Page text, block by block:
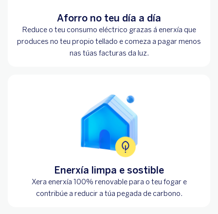
Aforro no teu día a día
Reduce o teu consumo eléctrico grazas á enerxía que
produces no teu propio tellado e comeza a pagar menos
nas túas facturas da luz.
Enerxía limpa e sostible
Xera enerxía 100% renovable para o teu fogar e
contribúe a reducir a túa pegada de carbono.